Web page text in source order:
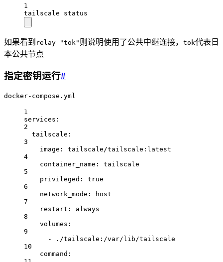
1
tailscale status
如果看到 relay "tok" 则说明使用了公共中继连接， tok代表日
本公共节点
指定密钥运行#
docker-compose.yml
1
services:
2
tailscale:
3
image: tailscale/tailscale:latest
4
container_name: tailscale
5
privileged: true
6
network_mode: host
7
restart: always
8
volumes:
9
- ./tailscale:/var/lib/tailscale
10
command: